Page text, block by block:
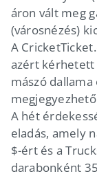
áron vált meg
(városnézés)
A
azért kérhetett
mászó
A hét
eladás, amely
$-ért és a
darabonként